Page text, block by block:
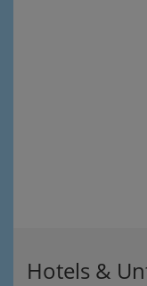
Hotels &